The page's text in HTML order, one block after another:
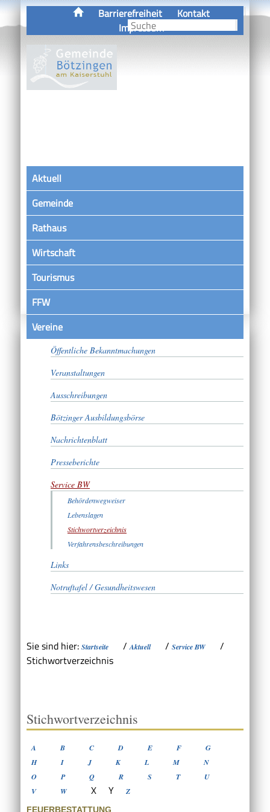
Barrierefreiheit
Kontakt
Impressum
Aktuell
Gemeinde
Rathaus
Wirtschaft
Tourismus
FFW
VereineSatzungen
Öffentliche Bekanntmachungen
Veranstaltungen
Ausschreibungen
Bötzinger Ausbildungsbörse
Nachrichtenblatt
Presseberichte
Service BW
Behördenwegweiser
Lebenslagen
Stichwortverzeichnis
Verfahrensbeschreibungen
Links
Notruftafel / Gesundheitswesen
Sie sind hier: Startseite /Aktuell / Service BW
/
Stichwortverzeichnis
Stichwortverzeichnis
A B C D E F
G
H
I J K L M
N
O
P Q R S T
U
V
W X Y Z
FEUERBESTATTUNG